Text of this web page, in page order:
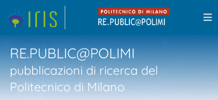
RE.PUBLIC@POLIMI
pubblicazioni di ricerca del
Politecnico di Milano